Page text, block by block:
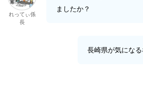
れってぃ係
長
ましたか？
長崎県が気になる